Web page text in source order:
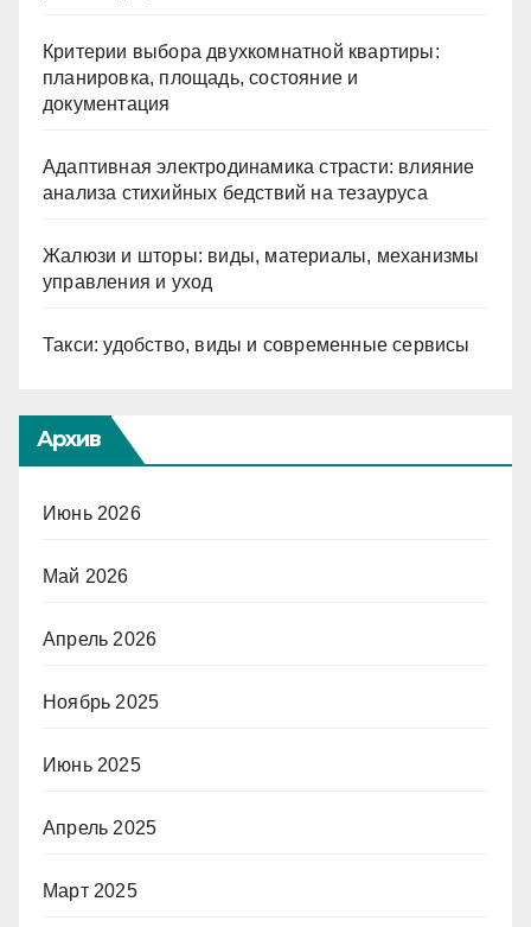
Критерии выбора двухкомнатной квартиры:
планировка, площадь, состояние и
документация
Адаптивная электродинамика страсти: влияние
анализа стихийных бедствий на тезауруса
Жалюзи и шторы: виды, материалы, механизмы
управления и уход
Такси: удобство, виды и современные сервисы
Архив
Июнь 2026
Май 2026
Апрель 2026
Ноябрь 2025
Июнь 2025
Апрель 2025
Март 2025